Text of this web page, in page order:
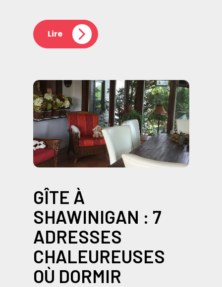
Lire
GÎTE À
SHAWINIGAN : 7
ADRESSES
CHALEUREUSES
OÙ DORMIR